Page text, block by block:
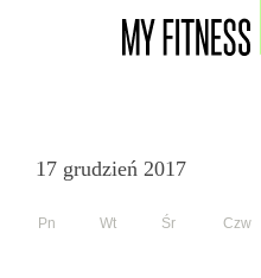
17 grudzień 2017
Pn Wt Śr Czw